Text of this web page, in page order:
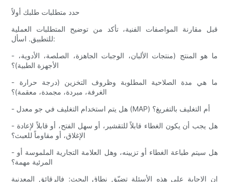
حدد متطلبات طلبك أولاً
قبل مقارنة المواصفات الفنية، تأكد من توضيح المتطلبات العملية
للتطبيق. اسأل:
- ما هو المنتج (منتجات الألبان، الوجبات الجاهزة، الصلصة، الأدوية،
الأجهزة الطبية)؟
- ما هي مدة الصلاحية المطلوبة وظروف التخزين (درجة حرارة
الغرفة، مبردة، مجمدة، معقمة)؟
- هل يتم استخدام التغليف في جو معدل (MAP) أم التغليف بالتفريغ؟
- هل يجب أن يكون الغطاء قابلاً للتقشير، أو سهل الفتح، أو قابلاً لإعادة
الإغلاق، أو مقاوماً للعبث؟
- هل سيتم طباعة الغطاء أو تزيينه، وهل العلامة التجارية الملموسة أو
المرئية مهمة؟
إن الإجابة على هذه الأسئلة تضيّق نطاق البحث: فالرقائق المعدنية